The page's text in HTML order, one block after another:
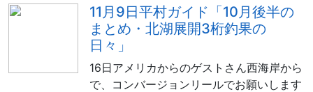
11月9日平村ガイド「10月後半の
まとめ・北湖展開3桁釣果の
日々」
16日アメリカからのゲストさん西海岸から
で、コンバージョンリールでお願いします